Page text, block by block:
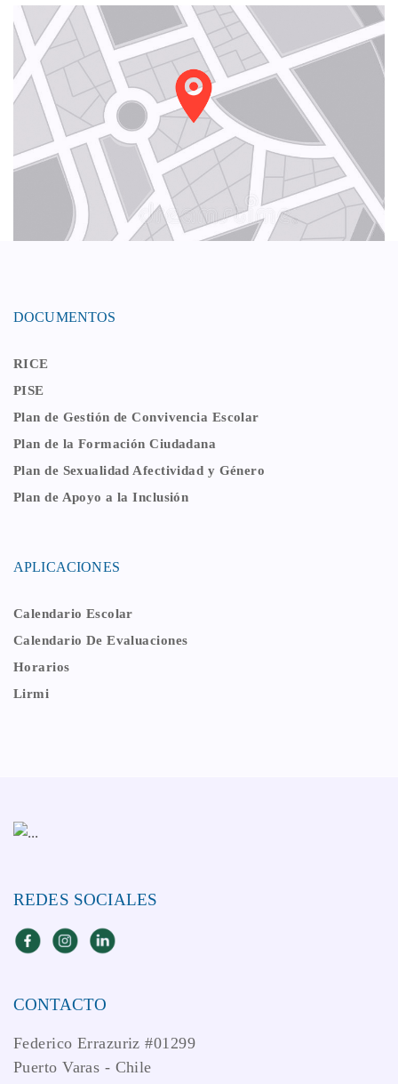
DOCUMENTOS
RICE
PISE
Plan de Gestión de Convivencia Escolar
Plan de la Formación Ciudadana
Plan de Sexualidad Afectividad y Género
Plan de Apoyo a la Inclusión
APLICACIONES
Calendario Escolar
Calendario De Evaluaciones
Horarios
Lirmi
REDES SOCIALES
CONTACTO
Federico Errazuriz #01299
Puerto Varas - Chile